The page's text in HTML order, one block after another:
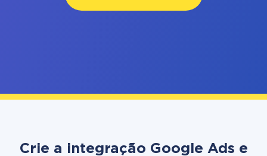
Crie a integração Google Ads e